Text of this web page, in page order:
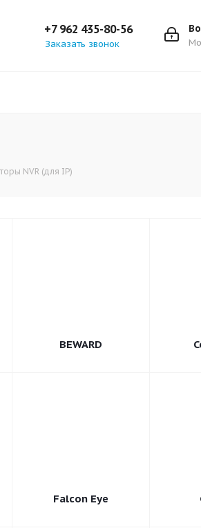
+7 962 435-80-56
Заказать звонок
NVR (для IP)
BEWARD
Falcon Eye